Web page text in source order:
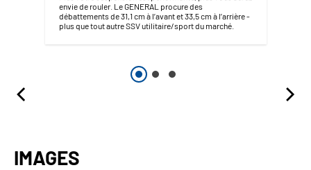
envie de rouler. Le GENERAL procure des
débattements de 31,1 cm à l’avant et 33,5 cm à l’arrière -
plus que tout autre SSV utilitaire/sport du marché.
IMAGES